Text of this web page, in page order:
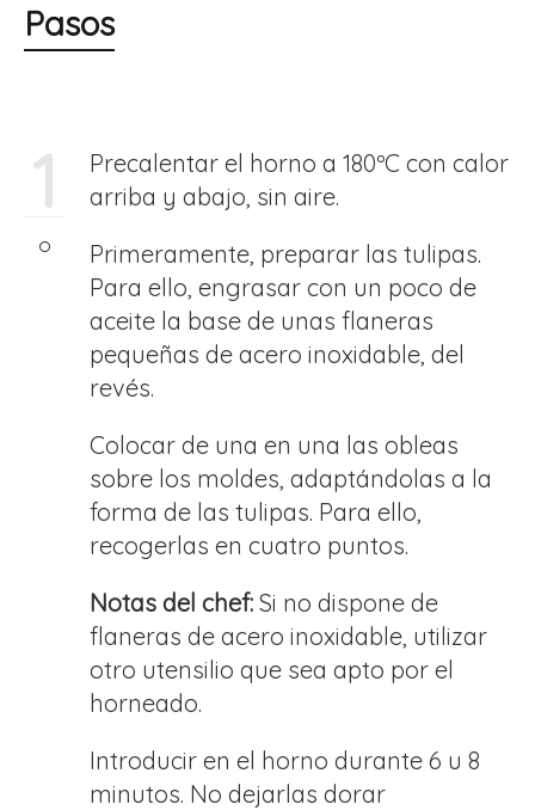
Pasos
1
Precalentar el horno a 180ºC con calor
arriba y abajo, sin aire.
Primeramente, preparar las tulipas.
Para ello, engrasar con un poco de
aceite la base de unas flaneras
pequeñas de acero inoxidable, del
revés.
Colocar de una en una las obleas
sobre los moldes, adaptándolas a la
forma de las tulipas. Para ello,
recogerlas en cuatro puntos.
Notas del chef: Si no dispone de
flaneras de acero inoxidable, utilizar
otro utensilio que sea apto por el
horneado.
Introducir en el horno durante 6 u 8
minutos. No dejarlas dorar